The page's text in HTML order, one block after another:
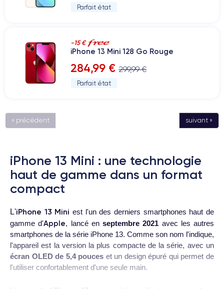
Parfait état
-15 €
iPhone 13 Mini 128 Go Rouge
284,99 € 299,99 €
Parfait état
« précédent suivant »
iPhone 13 Mini : une technologie
haut de gamme dans un format
compact
L'iPhone 13 Mini est l'un des derniers smartphones haut de
gamme d'Apple, lancé enseptembre 2021 avec les autres
smartphones de la série iPhone 13. Comme son nom l'indique,
l'appareil est la version la plus compacte de la série, avec un
écran OLED de 5,4 pouces et un design épuré qui permet de
l'utiliser confortablement d'une seule main.